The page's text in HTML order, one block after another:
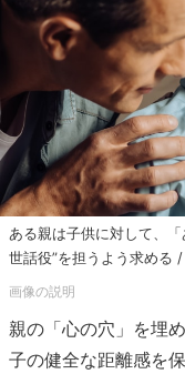
ある親は子供に対して、
世話役”を担うよう求める
親の「心の穴」を埋
子の健全な距離感を